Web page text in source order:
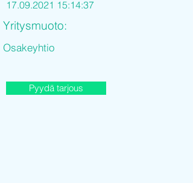
17.09.2021 15:14:37
Yritysmuoto:
Osakeyhtio
Pyydä tarjous